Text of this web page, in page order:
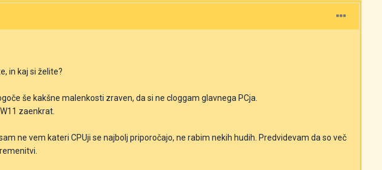
in kaj si želite?
še kakšne malenkosti zraven, da si ne cloggam glavnega PCja.
zaenkrat.
ne vem kateri CPUji se najbolj priporočajo, ne rabim nekih hudih. Predvidevam da so več